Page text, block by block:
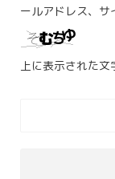
ールアドレス、サ
上に表示された文